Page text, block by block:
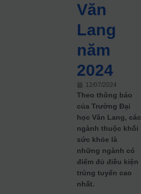
Văn
Lang
năm
2024
12/07/2024
Theo thông báo
của Trường Đại
học Văn Lang, các
ngành thuộc khối
sức khỏe là
những ngành có
điểm đủ điều kiện
trúng tuyển cao
nhất.